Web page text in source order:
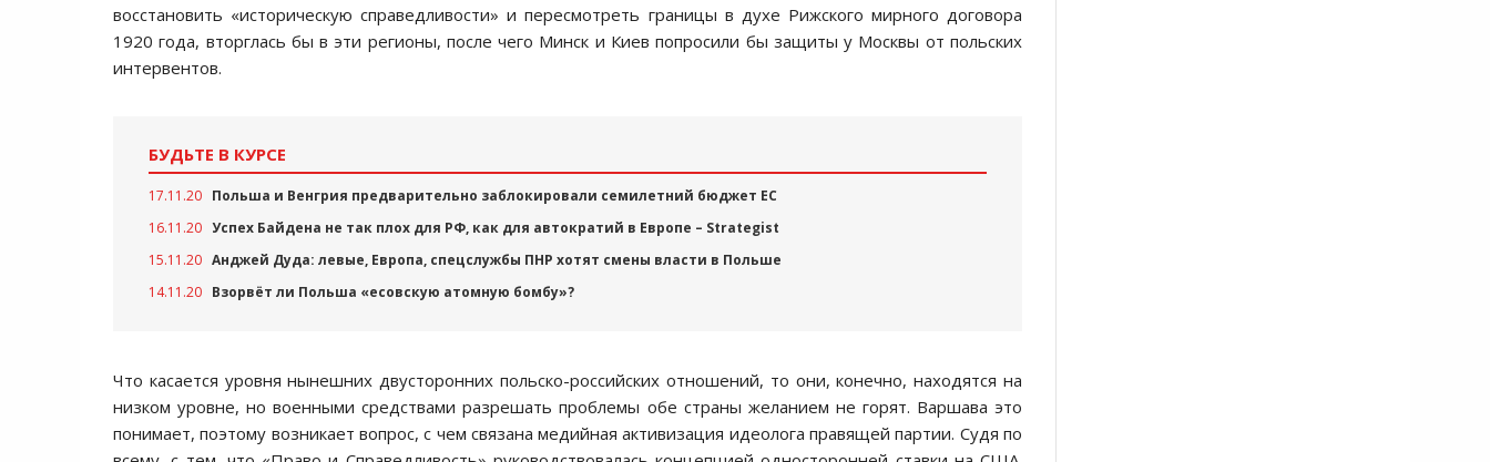
восстановить «историческую справедливости» и пересмотреть границы в духе Рижского мирного договора
1920 года, вторглась бы в эти регионы, после чего Минск и Киев попросили бы защиты у Москвы от польских
интервентов.
БУДЬТЕ В КУРСЕ
17.11.20 Польша и Венгрия предварительно заблокировали семилетний бюджет ЕС
16.11.20 Успех Байдена не так плох для РФ, как для автократий в Европе – Strategist
15.11.20 Анджей Дуда: левые, Европа, спецслужбы ПНР хотят смены власти в Польше
14.11.20 Взорвёт ли Польша «есовскую атомную бомбу»?
Что касается уровня нынешних двусторонних польско-российских отношений, то они, конечно, находятся на
низком уровне, но военными средствами разрешать проблемы обе страны желанием не горят. Варшава это
понимает, поэтому возникает вопрос, с чем связана медийная активизация идеолога правящей партии. Судя по